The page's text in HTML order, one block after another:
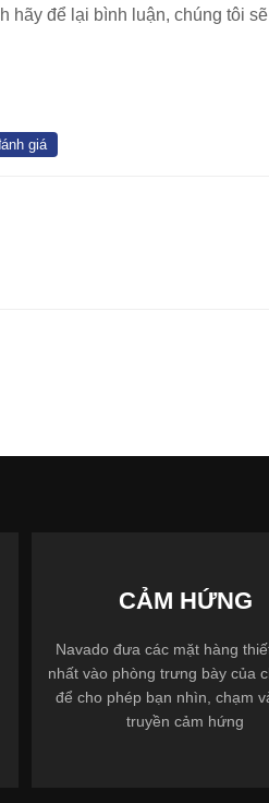
hãy để lại bình luận, chúng tôi
giá
CẢM HỨNG
Navado đưa các mặt hàng
nhất vào phòng trưng bày của
để cho phép bạn nhìn, chạm
truyền cảm hứng